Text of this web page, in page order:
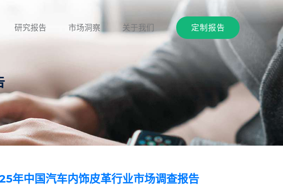
研究报告 市场洞察 关于我们 定制报告
年中国汽车内饰皮革行业市场调查报告